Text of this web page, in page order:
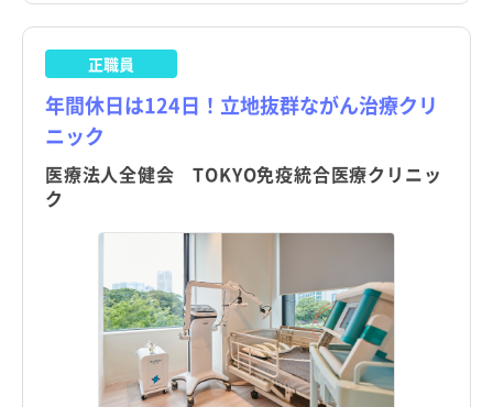
三重県
滋賀県
京都府
大阪府
和歌山県
島根県
昭島市
調布市
町田市
小金井市
日野市
東村山市
国分寺市
国立市
月島駅
水天宮前駅
東日本橋駅
宝町駅
勝どき駅
築地市場駅
人形町駅
准看護師
保健師
その他（福祉・介護関係資格など）
その他
クリニック
介護施設
訪問看護
その他
常勤（夜勤のみ）
パート・アルバイト（夜勤あり）
パート・アルバイト（夜勤なし）
パート・アルバイト（夜勤のみ）
日勤のみ
残業少なめ
託児所・保育所あり
電子カルテあり
高給与
正職員
年間休日は124日！立地抜群ながん治療クリ
ニック
医療法人全健会 TOKYO免疫統合医療クリニッ
ク
三重県
滋賀県
京都府
大阪府
和歌山県
島根県
昭島市
調布市
町田市
小金井市
日野市
東村山市
国分寺市
国立市
月島駅
水天宮前駅
東日本橋駅
宝町駅
勝どき駅
築地市場駅
人形町駅
准看護師
保健師
その他（福祉・介護関係資格など）
その他
クリニック
介護施設
訪問看護
その他
常勤（夜勤のみ）
パート・アルバイト（夜勤あり）
パート・アルバイト（夜勤なし）
パート・アルバイト（夜勤のみ）
日勤のみ
残業少なめ
託児所・保育所あり
電子カルテあり
高給与